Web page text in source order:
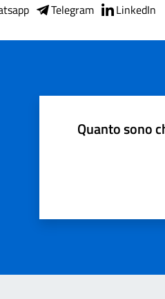
Telegram LinkedIn
Quanto sono